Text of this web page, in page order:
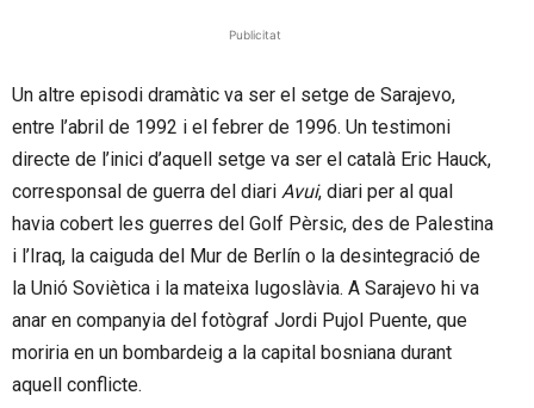
Publicitat
Un altre episodi dramàtic va ser el setge de Sarajevo,
entre l’abril de 1992 i el febrer de 1996. Un testimoni
directe de l’inici d’aquell setge va ser el català Eric Hauck,
corresponsal de guerra del diari Avui, diari per al qual
havia cobert les guerres del Golf Pèrsic, des de Palestina
i l’Iraq, la caiguda del Mur de Berlín o la desintegració de
la Unió Soviètica i la mateixa Iugoslàvia. A Sarajevo hi va
anar en companyia del fotògraf Jordi Pujol Puente, que
moriria en un bombardeig a la capital bosniana durant
aquell conflicte.